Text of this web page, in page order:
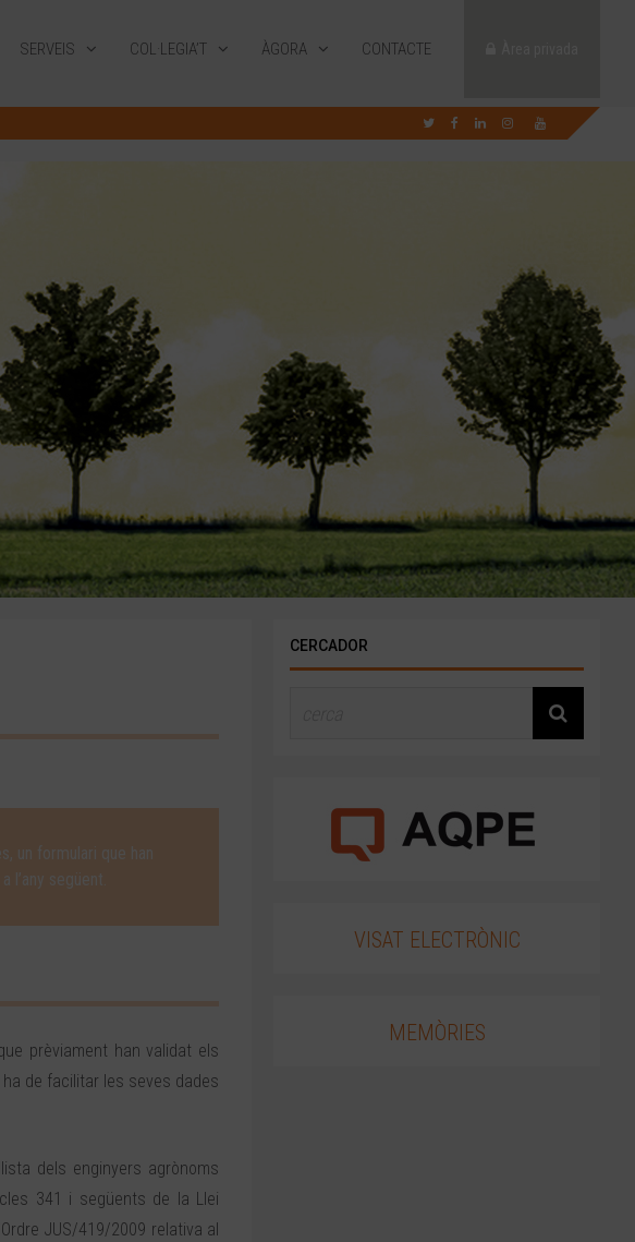
SERVEIS COL·LEGIA’T ÀGORA CONTACTE
un formulari que han
següent.
prèviament han validat els
de facilitar les seves dades
dels enginyers agrònoms
341 i següents de la Llei
JUS/419/2009 relativa al
CERCADOR
VISAT ELECTRÒNIC
MEMÒRIES